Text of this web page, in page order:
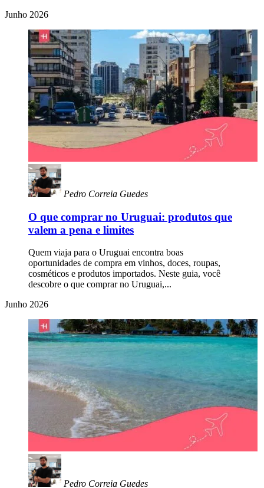
Junho 2026
Pedro Correia Guedes
O que comprar no Uruguai: produtos que
valem a pena e limites
Quem viaja para o Uruguai encontra boas
oportunidades de compra em vinhos, doces, roupas,
cosméticos e produtos importados. Neste guia, você
descobre o que comprar no Uruguai,...
Junho 2026
Pedro Correia Guedes